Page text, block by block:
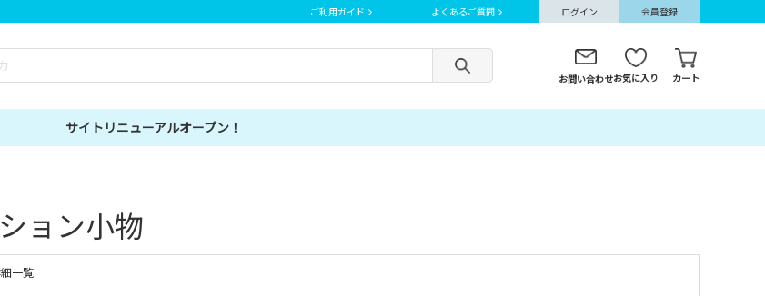
ご利用ガイド よくあるご質問 ログイン 会員登録
お問い合わせお気に入り カート
サイトリニューアルオープン！
ョン小物
一覧